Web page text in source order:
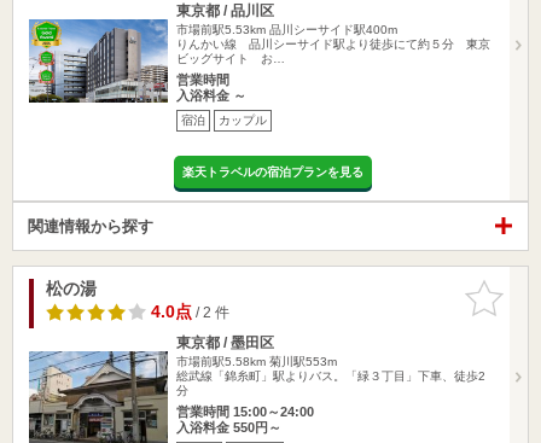
東京都 / 品川区
市場前駅5.53km 品川シーサイド駅400m
りんかい線 品川シーサイド駅より徒歩にて約５分 東京
ビッグサイト お…
営業時間
入浴料金 ～
宿泊 カップル
楽天トラベルの宿泊プランを見る
関連情報から探す
お気に入
りに追加
松の湯
4.0点/ 2 件
東京都 / 墨田区
市場前駅5.58km 菊川駅553m
総武線「錦糸町」駅よりバス。「緑３丁目」下車、徒歩2
分
営業時間 15:00～24:00
入浴料金 550円～